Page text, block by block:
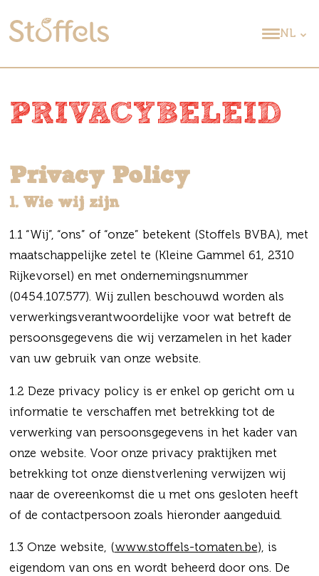
NL
PRIVACYBELEID
Privacy Policy
1. Wie wij zijn
1.1 “Wij”, “ons” of “onze” betekent (Stoffels BVBA), met
maatschappelijke zetel te (Kleine Gammel 61, 2310
Rijkevorsel) en met ondernemingsnummer
(0454.107.577). Wij zullen beschouwd worden als
verwerkingsverantwoordelijke voor wat betreft de
persoonsgegevens die wij verzamelen in het kader
van uw gebruik van onze website.
1.2 Deze privacy policy is er enkel op gericht om u
informatie te verschaffen met betrekking tot de
verwerking van persoonsgegevens in het kader van
onze website. Voor onze privacy praktijken met
betrekking tot onze dienstverlening verwijzen wij
naar de overeenkomst die u met ons gesloten heeft
of de contactpersoon zoals hieronder aangeduid.
1.3 Onze website, (www.stoffels-tomaten.be), is
eigendom van ons en wordt beheerd door ons. De